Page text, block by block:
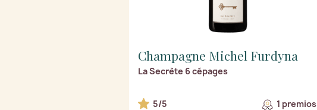
Champagne Michel Furdyna
La Secrète 6 cépages
5/5 1 premios